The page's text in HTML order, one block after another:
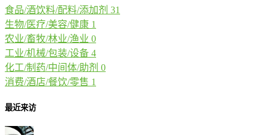
食品/酒饮料/配料/添加剂 31
生物/医疗/美容/健康 1
农业/畜牧/林业/渔业 0
工业/机械/包装/设备 4
化工/制药/中间体/助剂 0
消费/酒店/餐饮/零售 1
最近来访